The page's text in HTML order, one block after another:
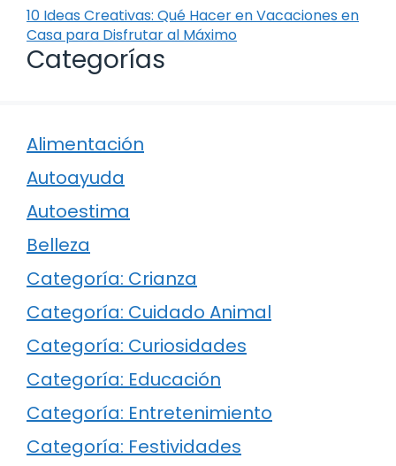
10 Ideas Creativas: Qué Hacer en Vacaciones en
Casa para Disfrutar al Máximo
Categorías
Alimentación
Autoayuda
Autoestima
Belleza
Categoría: Crianza
Categoría: Cuidado Animal
Categoría: Curiosidades
Categoría: Educación
Categoría: Entretenimiento
Categoría: Festividades